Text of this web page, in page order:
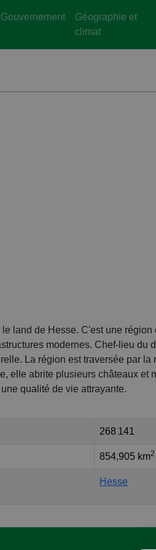
Gouvernement
Géographie et
climat
land de Hesse. C'est une région
modernes. Chef-lieu du
La région est traversée par la
elle abrite plusieurs châteaux et
qualité de vie attrayante.
268 141
854,905 km2
Hesse